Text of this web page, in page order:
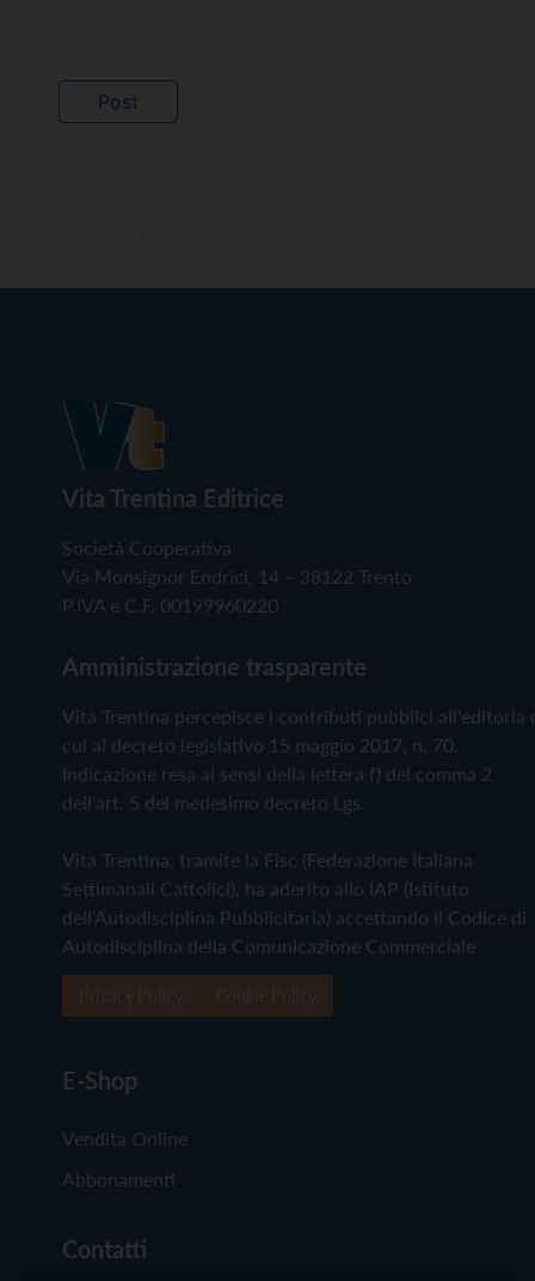
Vita Trentina Editrice
Società Cooperativa
Via Monsignor Endrici, 14 – 38122 Trento
P.IVA e C.F. 00199960220
Amministrazione trasparente
Vita Trentina percepisce i contributi pubblici all'editoria
cui al decreto legislativo 15 maggio 2017, n. 70.
Indicazione resa ai sensi della lettera f) del comma 2
dell'art. 5 del medesimo decreto Lgs.
Vita Trentina, tramite la Fisc (Federazione Italiana
Settimanali Cattolici), ha aderito allo IAP (Istituto
dell'Autodisciplina Pubblicitaria) accettando il Codice di
Autodisciplina della Comunicazione Commerciale
E-Shop
Vendita Online
Abbonamenti
Contatti